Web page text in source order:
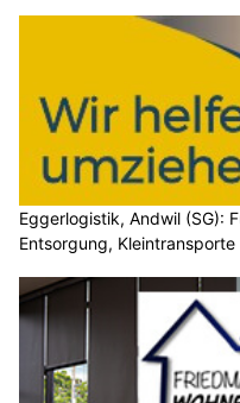
Eggerlogistik, Andwil (SG):
Entsorgung, Kleintransporte